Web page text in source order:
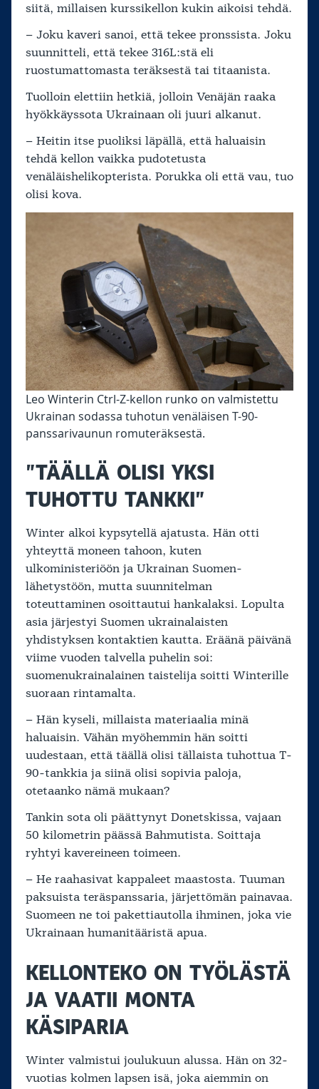
siitä, millaisen kurssikellon kukin aikoisi tehdä.
– Joku kaveri sanoi, että tekee pronssista. Joku
suunnitteli, että tekee 316L:stä eli
ruostumattomasta teräksestä tai titaanista.
Tuolloin elettiin hetkiä, jolloin Venäjän raaka
hyökkäyssota Ukrainaan oli juuri alkanut.
– Heitin itse puoliksi läpällä, että haluaisin
tehdä kellon vaikka pudotetusta
venäläishelikopterista. Porukka oli että vau, tuo
olisi kova.
Leo Winterin Ctrl-Z-kellon runko on valmistettu
Ukrainan sodassa tuhotun venäläisen T-90-
panssarivaunun romuteräksestä.
”TÄÄLLÄ OLISI YKSI
TUHOTTU TANKKI”
Winter alkoi kypsytellä ajatusta. Hän otti
yhteyttä moneen tahoon, kuten
ulkoministeriöön ja Ukrainan Suomen-
lähetystöön, mutta suunnitelman
toteuttaminen osoittautui hankalaksi. Lopulta
asia järjestyi Suomen ukrainalaisten
yhdistyksen kontaktien kautta. Eräänä päivänä
viime vuoden talvella puhelin soi:
suomenukrainalainen taistelija soitti Winterille
suoraan rintamalta.
– Hän kyseli, millaista materiaalia minä
haluaisin. Vähän myöhemmin hän soitti
uudestaan, että täällä olisi tällaista tuhottua T-
90-tankkia ja siinä olisi sopivia paloja,
otetaanko nämä mukaan?
Tankin sota oli päättynyt Donetskissa, vajaan
50 kilometrin päässä Bahmutista. Soittaja
ryhtyi kavereineen toimeen.
– He raahasivat kappaleet maastosta. Tuuman
paksuista teräspanssaria, järjettömän painavaa.
Suomeen ne toi pakettiautolla ihminen, joka vie
Ukrainaan humanitääristä apua.
KELLONTEKO ON TYÖLÄSTÄ
JA VAATII MONTA
KÄSIPARIA
Winter valmistui joulukuun alussa. Hän on 32-
vuotias kolmen lapsen isä, joka aiemmin on